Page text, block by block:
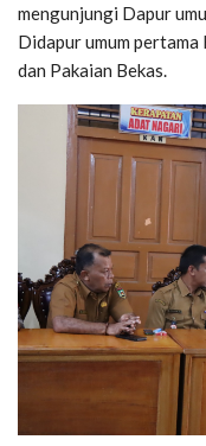
mengunjungi Dapur
Didapur umum pertama
dan Pakaian Bekas.